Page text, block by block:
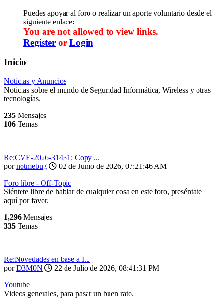
Puedes apoyar al foro o realizar un aporte voluntario desde el
siguiente enlace:
You are not allowed to view links.
Register or Login
Inicio
Noticias y Anuncios
Noticias sobre el mundo de Seguridad Informática, Wireless y otras
tecnologías.
235 Mensajes
106 Temas
Re:CVE-2026-31431: Copy ...
pornotmebug
02 de Junio de 2026, 07:21:46 AM
Foro libre - Off-Topic
Siéntete libre de hablar de cualquier cosa en este foro, preséntate
aquí por favor.
1,296 Mensajes
335 Temas
Re:Novedades en base a I...
porD3M0N
22 de Julio de 2026, 08:41:31 PM
Youtube
Videos generales, para pasar un buen rato.